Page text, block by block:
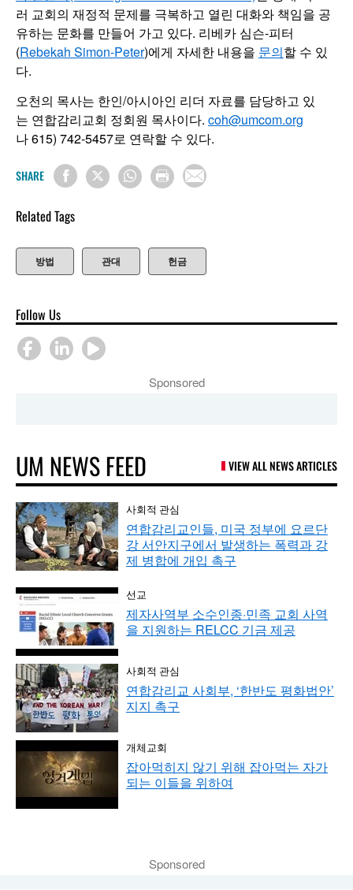
러 교회의 재정적 문제를 극복하고 열린 대화와 책임을 공
유하는 문화를 만들어 가고 있다. 리베카 심슨-피터
(Rebekah Simon-Peter)에게 자세한 내용을 문의할 수 있
다.
오천의 목사는 한인/아시아인 리더 자료를 담당하고 있
는 연합감리교회 정회원 목사이다. coh@umcom.org
나 615) 742-5457로 연락할 수 있다.
SHARE
Related Tags
방법 관대 헌금
Follow Us
Sponsored
UM NEWS FEED VIEW ALL NEWS ARTICLES
사회적 관심
연합감리교인들, 미국 정부에 요르단
강 서안지구에서 발생하는 폭력과 강
제 병합에 개입 촉구
선교
제자사역부 소수인종·민족 교회 사역
을 지원하는 RELCC 기금 제공
사회적 관심
연합감리교 사회부, ‘한반도 평화법안’
지지 촉구
개체교회
잡아먹히지 않기 위해 잡아먹는 자가
되는 이들을 위하여
Sponsored